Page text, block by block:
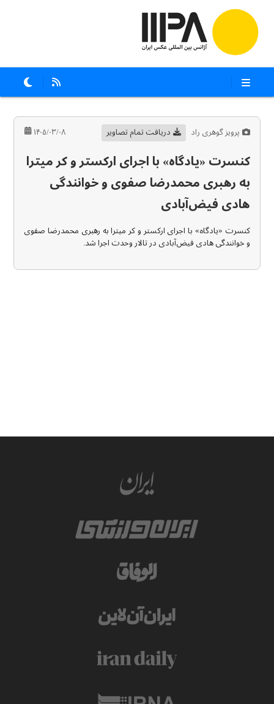
پرویز گوهری راد دریافت تمام تصاویر ۱۴۰۵/۰۳/۰۸
کنسرت «یادگاه» با اجرای ارکستر و کر میترا
به رهبری محمدرضا صفوی و خوانندگی
هادی فیض‌آبادی
کنسرت «یادگاه» با اجرای ارکستر و کر میترا به رهبری محمدرضا صفوی
و خوانندگی هادی فیض‌آبادی در تالار وحدت اجرا شد.